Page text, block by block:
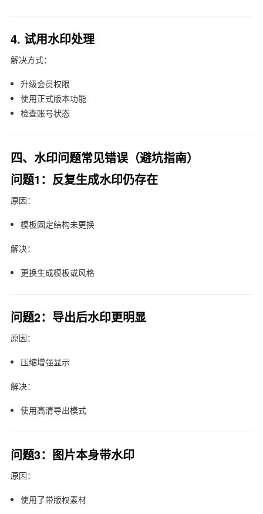
4. 试用水印处理
解决方式：
升级会员权限
使用正式版本功能
检查账号状态
四、水印问题常见错误（避坑指南）
问题1：反复生成水印仍存在
原因：
模板固定结构未更换
解决：
更换生成模板或风格
问题2：导出后水印更明显
原因：
压缩增强显示
解决：
使用高清导出模式
问题3：图片本身带水印
原因：
使用了带版权素材